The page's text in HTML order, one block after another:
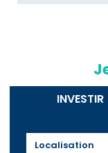
INVESTIR